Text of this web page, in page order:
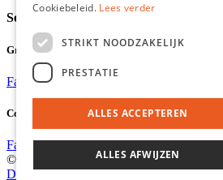
Social media
Graydon Events
Facebook
Comiq
Facebook Instagram
© 2026 Graydon |Algemene voorwaarden
Disclaimer
Cookiebeleid. Lees verder
STRIKT NOODZAKELIJK
PRESTATIE
ALLES ACCEPTEREN
ALLES AFWIJZEN